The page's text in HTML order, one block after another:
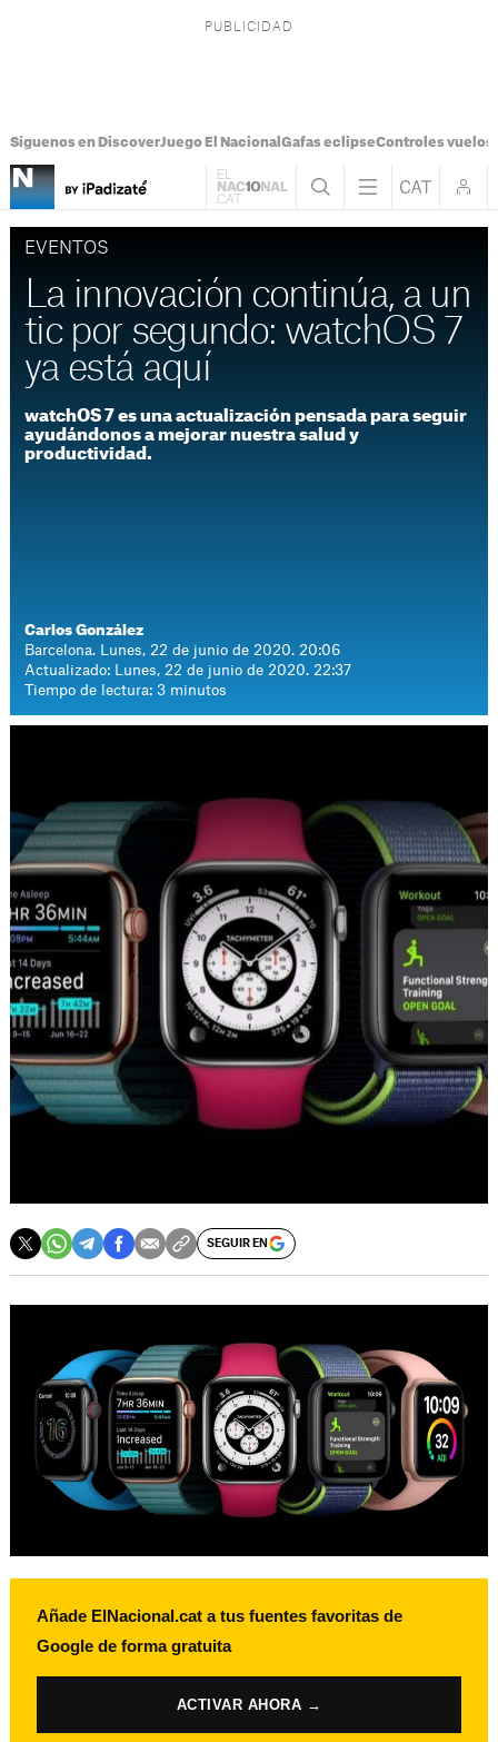
Síguenos en DiscoverJuego El Nacional Gafas eclipseControles vuelos
EVENTOS
La innovación continúa, a un
tic por segundo: watchOS 7
ya está aquí
watchOS 7 es una actualización pensada para seguir
ayudándonos a mejorar nuestra salud y
productividad.
Carlos González
Barcelona. Lunes, 22 de junio de 2020. 20:06
Actualizado: Lunes, 22 de junio de 2020. 22:37
Tiempo de lectura: 3 minutos
SEGUIR EN
Añade ElNacional.cat a tus fuentes favoritas de
Google de forma gratuita
ACTIVAR AHORA →